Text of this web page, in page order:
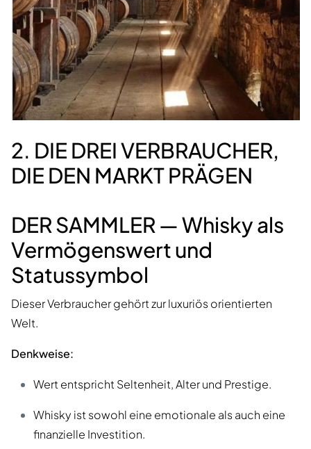
2. DIE DREI VERBRAUCHER,
DIE DEN MARKT PRÄGEN
DER SAMMLER — Whisky als
Vermögenswert und
Statussymbol
Dieser Verbraucher gehört zur luxuriös orientierten
Welt.
Denkweise:
Wert entspricht Seltenheit, Alter und Prestige.
Whisky ist sowohl eine emotionale als auch eine
finanzielle Investition.